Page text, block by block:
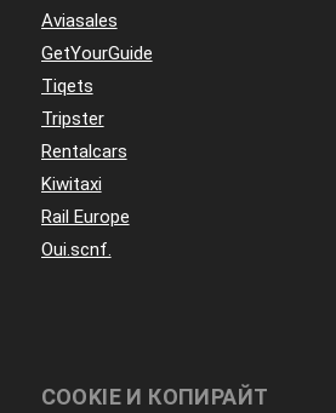
Aviasales
GetYourGuide
Tiqets
Tripster
Rentalcars
Kiwitaxi
Rail Europe
Oui.scnf.
COOKIE И КОПИРАЙТ